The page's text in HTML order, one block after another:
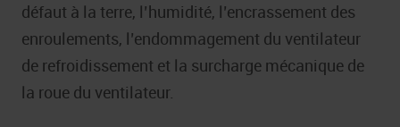
défaut à la terre, l’humidité, l’encrassement des
enroulements, l’endommagement du ventilateur
de refroidissement et la surcharge mécanique de
la roue du ventilateur.